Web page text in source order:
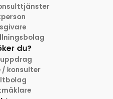
du?
/ konsulter